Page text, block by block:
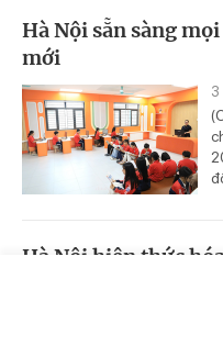
Hà Nội sẵn sàng
mới
3
Hà Nội hiện thức